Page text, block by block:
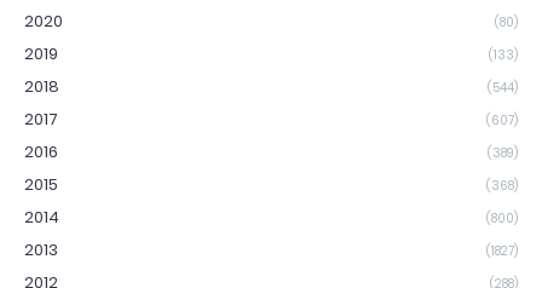
2020 (80)
2019 (133)
2018 (544)
2017 (607)
2016 (389)
2015 (368)
2014 (800)
2013 (1827)
2012 (288)